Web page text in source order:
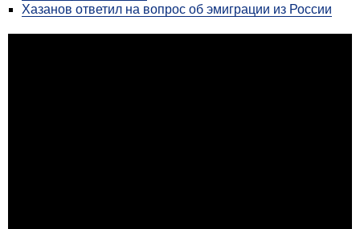
Хазанов ответил на вопрос об эмиграции из России